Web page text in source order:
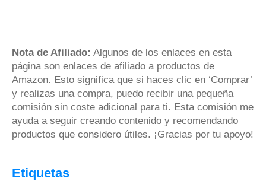
Nota de Afiliado: Algunos de los enlaces en esta
página son enlaces de afiliado a productos de
Amazon. Esto significa que si haces clic en ‘Comprar’
y realizas una compra, puedo recibir una pequeña
comisión sin coste adicional para ti. Esta comisión me
ayuda a seguir creando contenido y recomendando
productos que considero útiles. ¡Gracias por tu apoyo!
Etiquetas